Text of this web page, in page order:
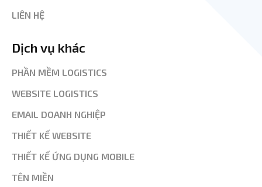
LIÊN HỆ
Dịch vụ khác
PHẦN MỀM LOGISTICS
WEBSITE LOGISTICS
EMAIL DOANH NGHIỆP
THIẾT KẾ WEBSITE
THIẾT KẾ ỨNG DỤNG MOBILE
TÊN MIỀN